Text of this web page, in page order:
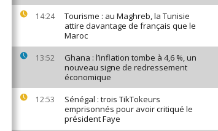
14:24
Tourisme : au Maghreb, la Tunisie
attire davantage de français que le
Maroc
13:52
Ghana : l’inflation tombe à 4,6 %, un
nouveau signe de redressement
économique
12:53
Sénégal : trois TikTokeurs
emprisonnés pour avoir critiqué le
président Faye